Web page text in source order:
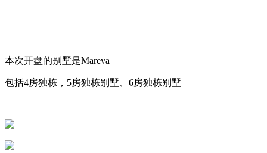
本次开盘的别墅是Mareva
包括4房独栋，5房独栋别墅、6房独栋别墅